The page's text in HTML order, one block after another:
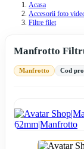
Acasa
Accesorii foto
Filtre filet
Manfrotto
Manfrotto Cod